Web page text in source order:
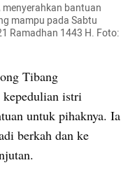
menyerahkan bantuan
mampu pada Sabtu
Ramadhan 1443 H. Foto:
Tibang
kepedulian istri
untuk pihaknya. Ia
berkah dan ke